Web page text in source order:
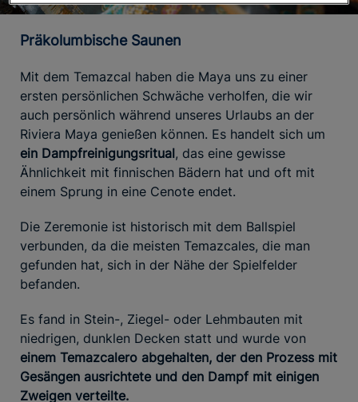
Präkolumbische Saunen
Mit dem Temazcal haben die Maya uns zu einer
ersten persönlichen Schwäche verholfen, die wir
auch persönlich während unseres Urlaubs an der
Riviera Maya genießen können. Es handelt sich um
ein Dampfreinigungsritual, das eine gewisse
Ähnlichkeit mit finnischen Bädern hat und oft mit
einem Sprung in eine Cenote endet.
Die Zeremonie ist historisch mit dem Ballspiel
verbunden, da die meisten Temazcales, die man
gefunden hat, sich in der Nähe der Spielfelder
befanden.
Es fand in Stein-, Ziegel- oder Lehmbauten mit
niedrigen, dunklen Decken statt und wurde von
einem Temazcalero abgehalten, der den Prozess mit
Gesängen ausrichtete und den Dampf mit einigen
Zweigen verteilte.